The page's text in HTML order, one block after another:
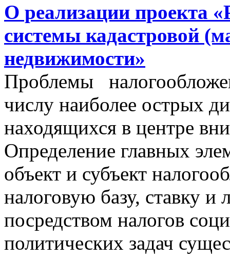
О реализации проекта
системы кадастровой
недвижимости»
Проблемы
числу наиболее острых
находящихся в центре
Определение главных
объект и субъект
налоговую базу, ставку и
посредством налогов
политических задач